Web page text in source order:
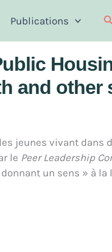
Publications
and other
jeunes vivant dans
le Peer Leadership
un sens » à